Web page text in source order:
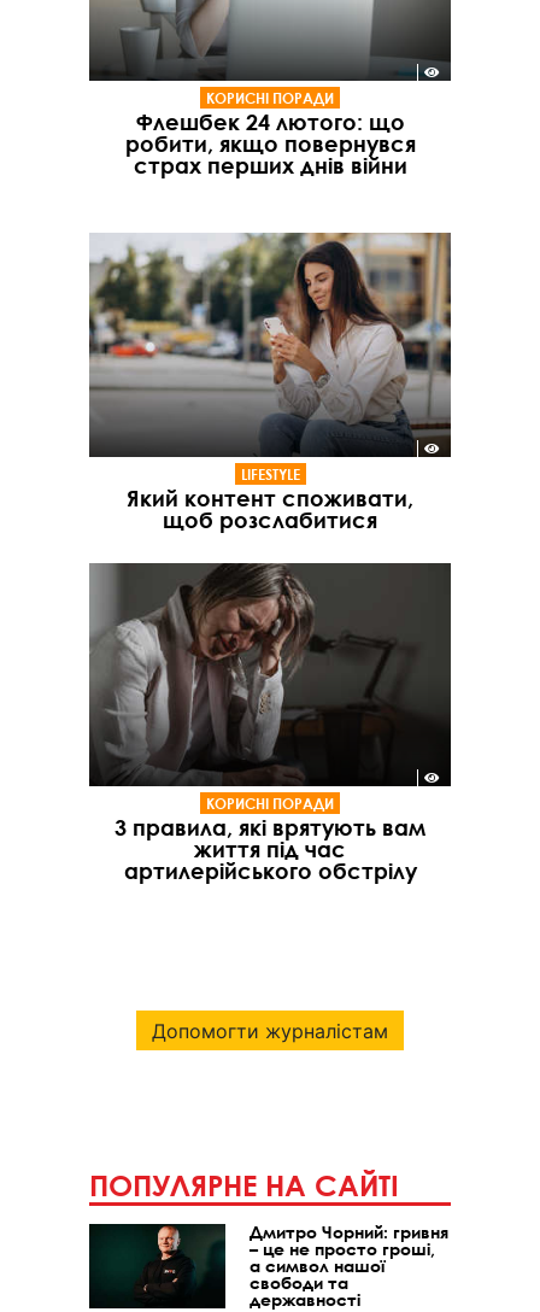
КОРИСНІ ПОРАДИ
Флешбек 24 лютого: що
робити, якщо повернувся
страх перших днів війни
LIFESTYLE
Який контент споживати,
щоб розслабитися
КОРИСНІ ПОРАДИ
3 правила, які врятують вам
життя під час
артилерійського обстрілу
Допомогти журналістам
ПОПУЛЯРНЕ НА САЙТІ
Дмитро Чорний: гривня
– це не просто гроші,
а символ нашої
свободи та
державності